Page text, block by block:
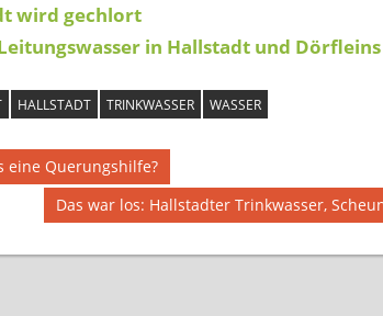
wird gechlort
in Hallstadt und
HALLSTADT TRINKWASSER WASSER
eine Querungshilfe?
Nächster
Das war los: Hallstadter Trinkwasser,